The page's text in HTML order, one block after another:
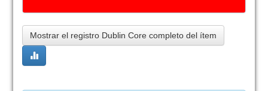
Mostrar el registro Dublin Core completo del ítem